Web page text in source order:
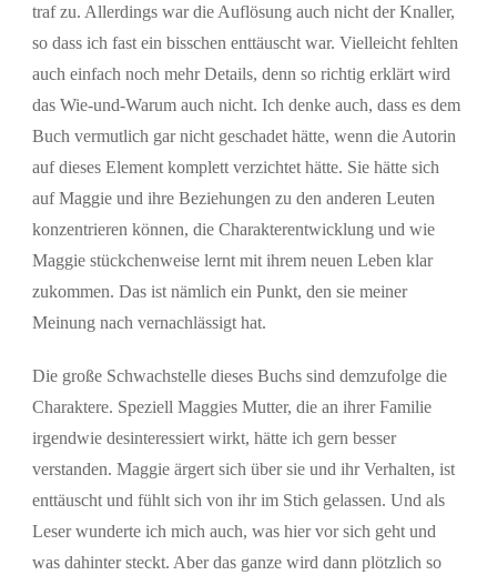
traf zu. Allerdings war die Auflösung auch nicht der Knaller,
so dass ich fast ein bisschen enttäuscht war. Vielleicht fehlten
auch einfach noch mehr Details, denn so richtig erklärt wird
das Wie-und-Warum auch nicht. Ich denke auch, dass es dem
Buch vermutlich gar nicht geschadet hätte, wenn die Autorin
auf dieses Element komplett verzichtet hätte. Sie hätte sich
auf Maggie und ihre Beziehungen zu den anderen Leuten
konzentrieren können, die Charakterentwicklung und wie
Maggie stückchenweise lernt mit ihrem neuen Leben klar
zukommen. Das ist nämlich ein Punkt, den sie meiner
Meinung nach vernachlässigt hat.
Die große Schwachstelle dieses Buchs sind demzufolge die
Charaktere. Speziell Maggies Mutter, die an ihrer Familie
irgendwie desinteressiert wirkt, hätte ich gern besser
verstanden. Maggie ärgert sich über sie und ihr Verhalten, ist
enttäuscht und fühlt sich von ihr im Stich gelassen. Und als
Leser wunderte ich mich auch, was hier vor sich geht und
was dahinter steckt. Aber das ganze wird dann plötzlich so